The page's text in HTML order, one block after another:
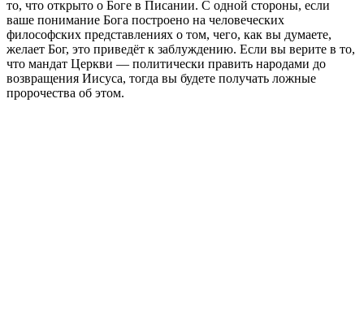
то, что открыто о Боге в Писании. С одной стороны, если
ваше понимание Бога построено на человеческих
философских представлениях о том, чего, как вы думаете,
желает Бог, это приведёт к заблуждению. Если вы верите в то,
что мандат Церкви — политически править народами до
возвращения Иисуса, тогда вы будете получать ложные
пророчества об этом.